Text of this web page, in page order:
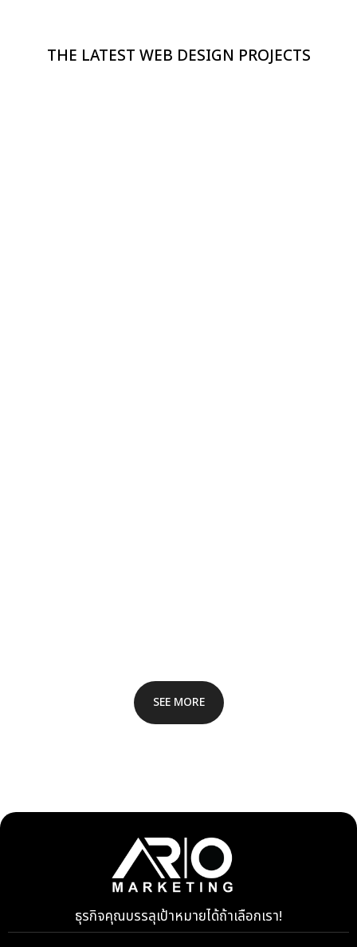
THE LATEST WEB DESIGN PROJECTS
SEE MORE
ธุรกิจคุณบรรลุเป้าหมายได้ถ้าเลือกเรา!